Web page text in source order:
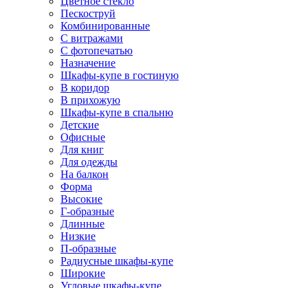
Пескоструй
Комбинированные
С витражами
С фотопечатью
Назначение
Шкафы-купе в гостиную
В коридор
В прихожую
Шкафы-купе в спальню
Детские
Офисные
Для книг
Для одежды
На балкон
Форма
Высокие
Г-образные
Длинные
Низкие
П-образные
Радиусные шкафы-купе
Широкие
Угловые шкафы-купе